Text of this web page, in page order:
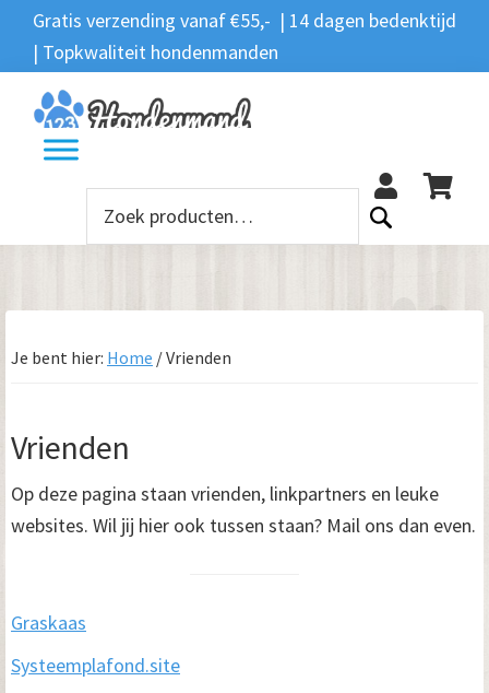
Spring
naar
de
hoofdnavigatie
Door
naar
de
hoofd
inhoud
Spring
naar
de
eerste
sidebar
Spring
naar
de
voettekst
Gratis verzending vanaf €55,- | 14 dagen bedenktijd
| Topkwaliteit hondenmanden
Zoeken
Zoeken
naar:
Je bent hier: Home /Vrienden
Vrienden
Op deze pagina staan vrienden, linkpartners en leuke
websites. Wil jij hier ook tussen staan? Mail ons dan even.
Graskaas
Systeemplafond.site